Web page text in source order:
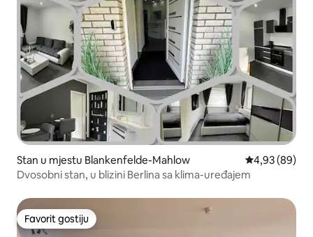
Stan u mjestu Blankenfelde-Mahlow prosječna
4,93 (89)
Dvosobni stan, u blizini Berlina sa klima-uređajem
Favorit gostiju
Favorit gostiju